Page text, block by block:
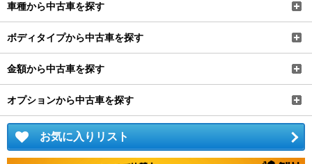
車種から中古車を探す
ボディタイプから中古車を探す
金額から中古車を探す
オプションから中古車を探す
お気に入りリスト